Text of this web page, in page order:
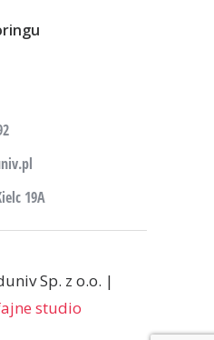
19A
Sp. z o.o. |
studio